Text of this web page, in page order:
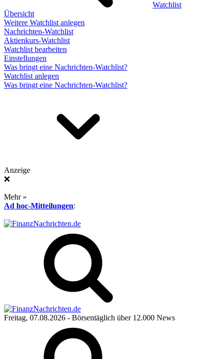
Watchlist
Übersicht
Weitere Watchlist anlegen
Nachrichten-Watchlist
Aktienkurs-Watchlist
Watchlist bearbeiten
Einstellungen
Was bringt eine Nachrichten-Watchlist?
Watchlist anlegen
Was bringt eine Nachrichten-Watchlist?
Anzeige
❌
Mehr »
Ad hoc-Mitteilungen:
Freitag, 07.08.2026 - Börsentäglich über 12.000 News